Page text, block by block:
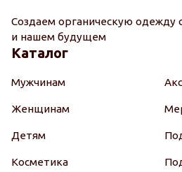
Создаем органическую одежду
и нашем будущем
Каталог
Мужчинам
Женщинам
Детям
Косметика